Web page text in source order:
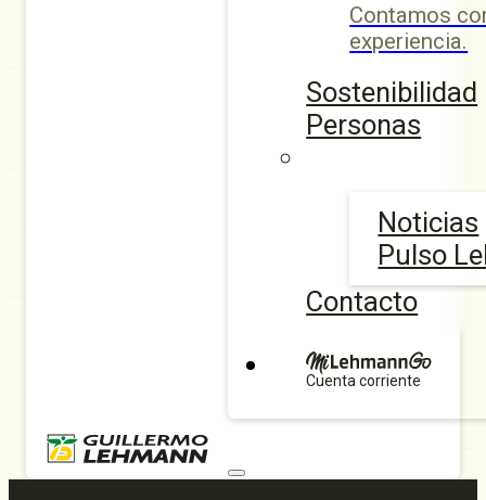
Contamos
experiencia.
Sostenibilidad
Personas
Noticias
Pulso
Contacto
Cuenta corriente